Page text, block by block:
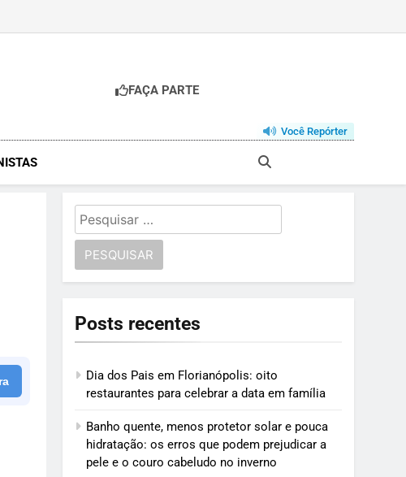
FAÇA PARTE
Você Repórter
Pesquisar
por:
Posts recentes
Dia dos Pais em Florianópolis: oito
restaurantes para celebrar a data em família
Banho quente, menos protetor solar e pouca
hidratação: os erros que podem prejudicar a
pele e o couro cabeludo no inverno